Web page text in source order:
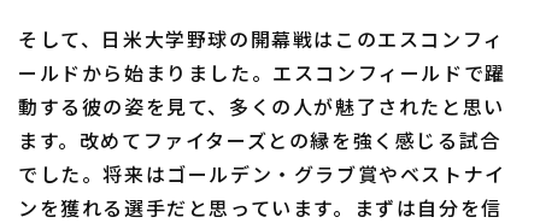
そして、日米大学野球の開幕戦はこのエスコンフィ
ールドから始まりました。エスコンフィールドで躍
動する彼の姿を見て、多くの人が魅了されたと思い
ます。改めてファイターズとの縁を強く感じる試合
でした。将来はゴールデン・グラブ賞やベストナイ
ンを獲れる選手だと思っています。まずは自分を信